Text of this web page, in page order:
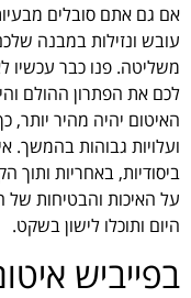
אם גם אתם סובלים
עובש ונזילות במבנה
משליטה. פנו כבר עכשיו
לכם את הפתרון ההולם
האיטום יהיה מהיר יותר,
ועלויות גבוהות בהמשך.
ביסודיות, באחריות
על האיכות והבטיחות של
היום ותוכלו לישון בשקט.
בפייביש